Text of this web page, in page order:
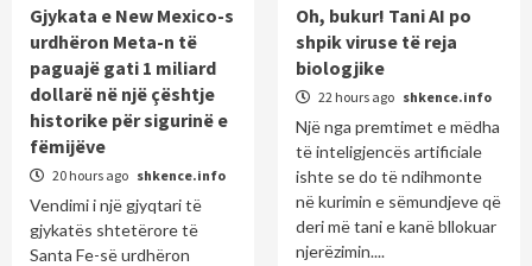
Gjykata e New Mexico-s
urdhëron Meta-n të
paguajë gati 1 miliard
dollarë në një çështje
historike për sigurinë e
fëmijëve
20 hours ago shkence.info
Vendimi i një gjyqtari të
gjykatës shtetërore të
Santa Fe-së urdhëron
Oh, bukur! Tani AI po
shpik viruse të reja
biologjike
22 hours ago shkence.info
Një nga premtimet e mëdha
të inteligjencës artificiale
ishte se do të ndihmonte
në kurimin e sëmundjeve që
deri më tani e kanë bllokuar
njerëzimin....